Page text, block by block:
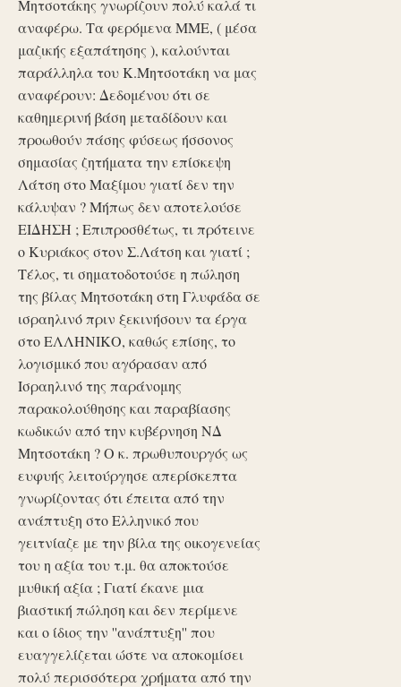
Μητσοτάκης γνωρίζουν πολύ καλά τι
αναφέρω. Τα φερόμενα ΜΜΕ, ( μέσα
μαζικής εξαπάτησης ), καλούνται
παράλληλα του Κ.Μητσοτάκη να μας
αναφέρουν: Δεδομένου ότι σε
καθημερινή βάση μεταδίδουν και
προωθούν πάσης φύσεως ήσσονος
σημασίας ζητήματα την επίσκεψη
Λάτση στο Μαξίμου γιατί δεν την
κάλυψαν ? Μήπως δεν αποτελούσε
ΕΙΔΗΣΗ ; Επιπροσθέτως, τι πρότεινε
ο Κυριάκος στον Σ.Λάτση και γιατί ;
Τέλος, τι σηματοδοτούσε η πώληση
της βίλας Μητσοτάκη στη Γλυφάδα σε
ισραηλινό πριν ξεκινήσουν τα έργα
στο ΕΛΛΗΝΙΚΟ, καθώς επίσης, το
λογισμικό που αγόρασαν από
Ισραηλινό της παράνομης
παρακολούθησης και παραβίασης
κωδικών από την κυβέρνηση ΝΔ
Μητσοτάκη ? Ο κ. πρωθυπουργός ως
ευφυής λειτούργησε απερίσκεπτα
γνωρίζοντας ότι έπειτα από την
ανάπτυξη στο Ελληνικό που
γειτνίαζε με την βίλα της οικογενείας
του η αξία του τ.μ. θα αποκτούσε
μυθική αξία ; Γιατί έκανε μια
βιαστική πώληση και δεν περίμενε
και ο ίδιος την ''ανάπτυξη'' που
ευαγγελίζεται ώστε να αποκομίσει
πολύ περισσότερα χρήματα από την